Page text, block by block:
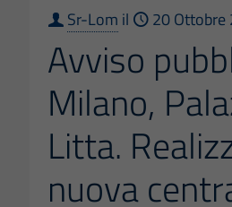
Sr-Lom il 20 Ottobre
Avviso
Milano,
Litta.
nuova